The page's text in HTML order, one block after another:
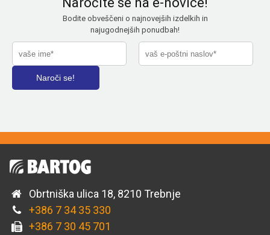
Bodite obveščeni o najnovejših izdelkih in
najugodnejših ponudbah!
Obrtniška ulica 18, 8210 Trebnje
+386 7 34 35 330
+386 7 30 45 701